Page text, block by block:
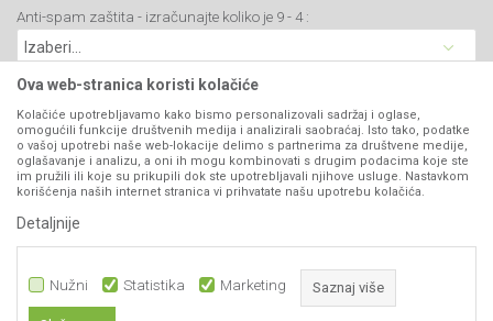
Matični broj: 07593252
Blog
Najčešća pitanja
Click & Collect
Načini plaćanja
Plaćanje karticama
Web kredit Raiffeisen banke
Pravo na odustajanje
Reklamacije
Zamena artikala
Anti-spam zaštita - izračunajte koliko je 9 - 4 :
VIBER I SMS NEWSLETTER
Prijavite se
PRATITE NAS
Ova web-stranica koristi kolačiće
Kolačiće upotrebljavamo kako bismo personalizovali sadržaj i oglase,
omogućili funkcije društvenih medija i analizirali saobraćaj. Isto tako, podatke
o vašoj upotrebi naše web-lokacije delimo s partnerima za društvene medije,
oglašavanje i analizu, a oni ih mogu kombinovati s drugim podacima koje ste
im pružili ili koje su prikupili dok ste upotrebljavali njihove usluge. Nastavkom
korišćenja naših internet stranica vi prihvatate našu upotrebu kolačića.
Detaljnije
Nužni Statistika Marketing Saznaj više